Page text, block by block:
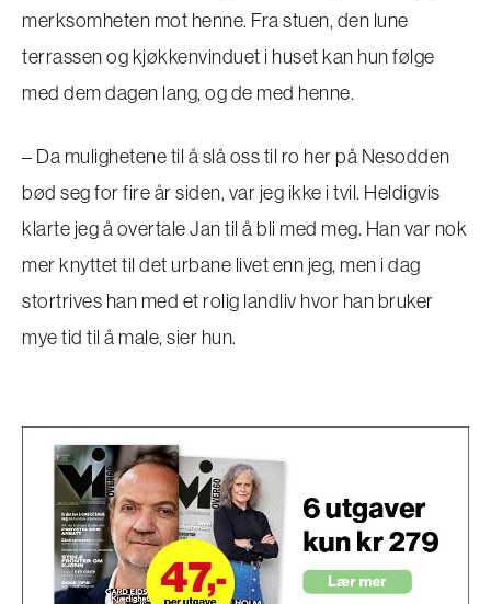
merksomheten mot henne. Fra stuen, den lune
terrassen og kjøkkenvinduet i huset kan hun følge
med dem dagen lang, og de med henne.
– Da mulighetene til å slå oss til ro her på Nesodden
bød seg for fire år siden, var jeg ikke i tvil. Heldigvis
klarte jeg å overtale Jan til å bli med meg. Han var nok
mer knyttet til det urbane livet enn jeg, men i dag
stortrives han med et rolig landliv hvor han bruker
mye tid til å male, sier hun.